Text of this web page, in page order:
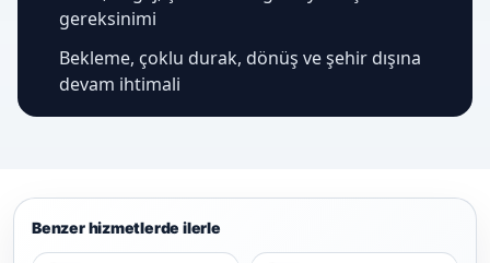
gereksinimi
Bekleme, çoklu durak, dönüş ve şehir dışına
devam ihtimali
Benzer hizmetlerde ilerle